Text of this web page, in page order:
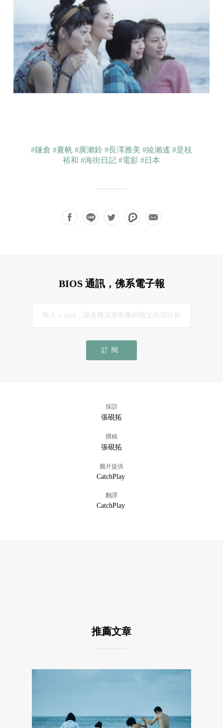
#鎌倉 #夏帆 #廣瀨鈴 #長澤雅美 #綾瀨遙 #是枝
裕和 #海街日記 #電影 #日本
BIOS 通訊，佛系電子報
訂閱
採訪
張硯拓
撰稿
張硯拓
圖片提供
CatchPlay
翻譯
CatchPlay
推薦文章